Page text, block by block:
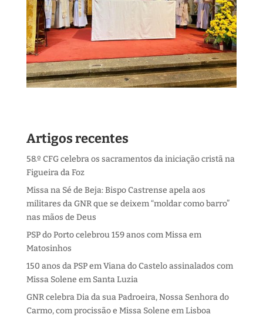
Artigos recentes
58.º CFG celebra os sacramentos da iniciação cristã na
Figueira da Foz
Missa na Sé de Beja: Bispo Castrense apela aos
militares da GNR que se deixem “moldar como barro”
nas mãos de Deus
PSP do Porto celebrou 159 anos com Missa em
Matosinhos
150 anos da PSP em Viana do Castelo assinalados com
Missa Solene em Santa Luzia
GNR celebra Dia da sua Padroeira, Nossa Senhora do
Carmo, com procissão e Missa Solene em Lisboa